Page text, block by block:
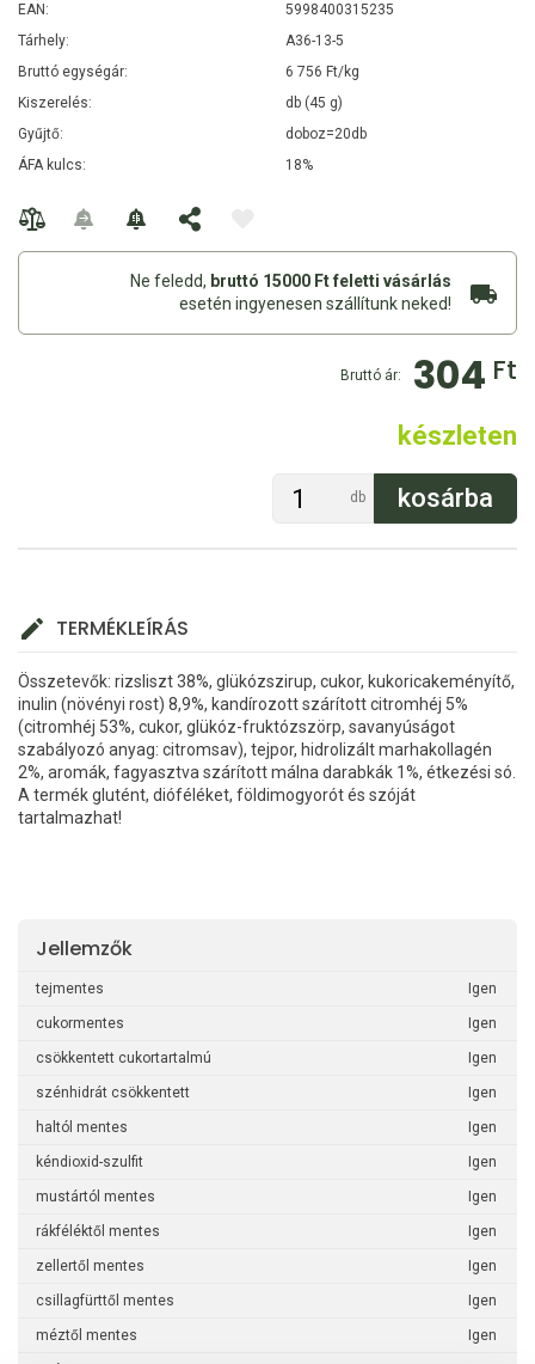
EAN:
5998400315235
Tárhely:
A36-13-5
Bruttó egységár:
6 756 Ft/kg
Kiszerelés:
db (45 g)
Gyűjtő:
doboz=20db
ÁFA kulcs:
18%
Ne feledd, bruttó 15000 Ft feletti vásárlás
esetén ingyenesen szállítunk neked!
Bruttó ár: 304 Ft
készleten
db
TERMÉKLEÍRÁS
Összetevők: rizsliszt 38%, glükózszirup, cukor, kukoricakeményítő,
inulin (növényi rost) 8,9%, kandírozott szárított citromhéj 5%
(citromhéj 53%, cukor, glükóz-fruktózszörp, savanyúságot
szabályozó anyag: citromsav), tejpor, hidrolizált marhakollagén
2%, aromák, fagyasztva szárított málna darabkák 1%, étkezési só.
A termék glutént, dióféléket, földimogyorót és szóját
tartalmazhat!
Jellemzők
tejmentes Igen
cukormentes Igen
csökkentett cukortartalmú Igen
szénhidrát csökkentett Igen
haltól mentes Igen
kéndioxid-szulfit Igen
mustártól mentes Igen
rákféléktől mentes Igen
zellertől mentes Igen
csillagfürttől mentes Igen
méztől mentes Igen